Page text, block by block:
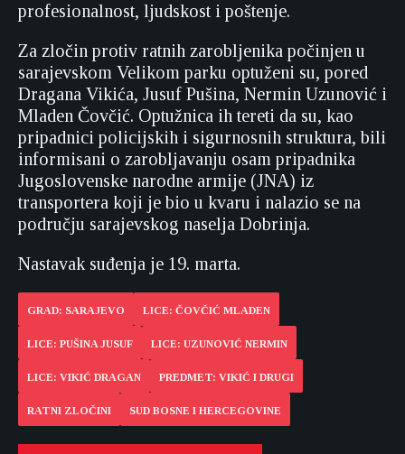
profesionalnost, ljudskost i poštenje.
Za zločin protiv ratnih zarobljenika počinjen u
sarajevskom Velikom parku optuženi su, pored
Dragana Vikića, Jusuf Pušina, Nermin Uzunović i
Mladen Čovčić. Optužnica ih tereti da su, kao
pripadnici policijskih i sigurnosnih struktura, bili
informisani o zarobljavanju osam pripadnika
Jugoslovenske narodne armije (JNA) iz
transportera koji je bio u kvaru i nalazio se na
području sarajevskog naselja Dobrinja.
Nastavak suđenja je 19. marta.
GRAD: SARAJEVO LICE: ČOVČIĆ MLADEN
LICE: PUŠINA JUSUF LICE: UZUNOVIĆ NERMIN
LICE: VIKIĆ DRAGAN PREDMET: VIKIĆ I DRUGI
RATNI ZLOČINI SUD BOSNE I HERCEGOVINE